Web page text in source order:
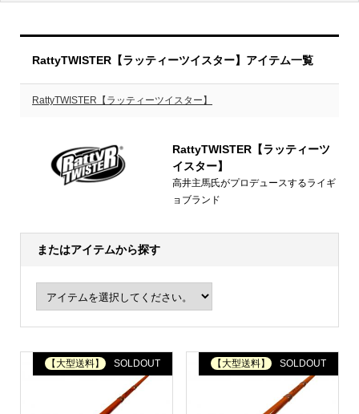
RattyTWISTER【ラッティーツイスター】アイテム一覧
RattyTWISTER【ラッティーツイスター】
RattyTWISTER【ラッティーツ
イスター】
高井主馬氏がプロデュースするライギ
ョブランド
またはアイテムから探す
【大型送料】 SOLDOUT 【大型送料】 SOLDOUT